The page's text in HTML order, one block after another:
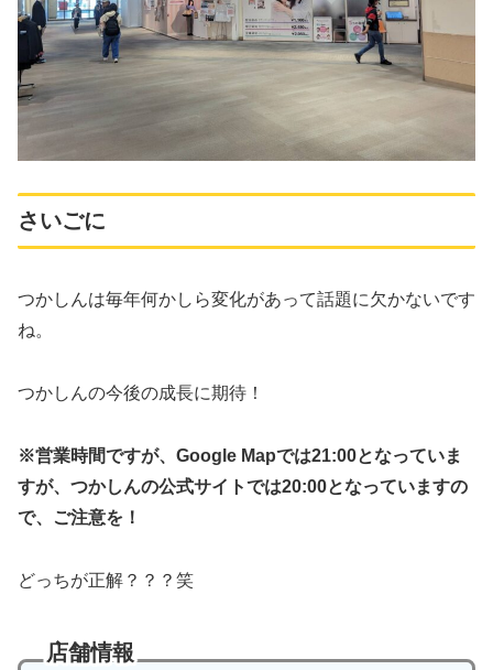
さいごに
つかしんは毎年何かしら変化があって話題に欠かないです
ね。
つかしんの今後の成長に期待！
※営業時間ですが、Google Mapでは21:00となっていま
すが、つかしんの公式サイトでは20:00となっていますの
で、ご注意を！
どっちが正解？？？笑
店舗情報